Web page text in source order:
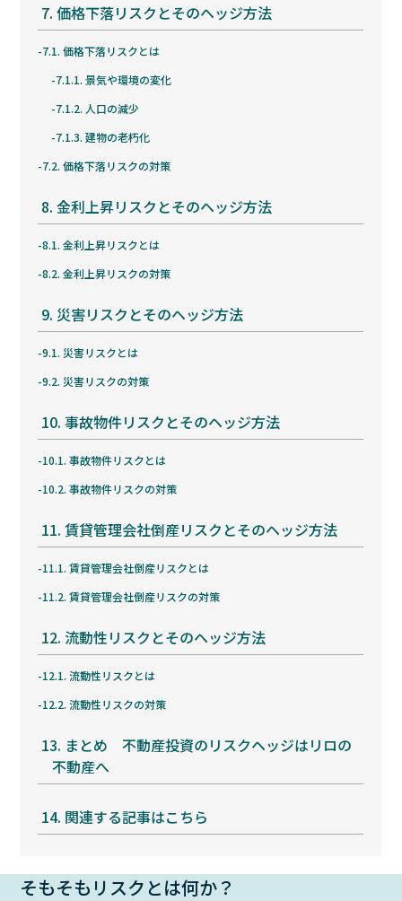
7. 価格下落リスクとそのヘッジ方法
7.1. 価格下落リスクとは
7.1.1. 景気や環境の変化
7.1.2. 人口の減少
7.1.3. 建物の老朽化
7.2. 価格下落リスクの対策
8. 金利上昇リスクとそのヘッジ方法
8.1. 金利上昇リスクとは
8.2. 金利上昇リスクの対策
9. 災害リスクとそのヘッジ方法
9.1. 災害リスクとは
9.2. 災害リスクの対策
10. 事故物件リスクとそのヘッジ方法
10.1. 事故物件リスクとは
10.2. 事故物件リスクの対策
11. 賃貸管理会社倒産リスクとそのヘッジ方法
11.1. 賃貸管理会社倒産リスクとは
11.2. 賃貸管理会社倒産リスクの対策
12. 流動性リスクとそのヘッジ方法
12.1. 流動性リスクとは
12.2. 流動性リスクの対策
13. まとめ 不動産投資のリスクヘッジはリロの
不動産へ
14. 関連する記事はこちら
そもそもリスクとは何か？